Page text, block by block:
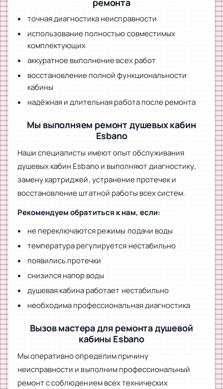
ремонта
точная диагностика неисправности
использование полностью совместимых
комплектующих
аккуратное выполнение всех работ
восстановление полной функциональности
кабины
надёжная и длительная работа после ремонта
Мы выполняем ремонт душевых кабин
Esbano
Наши специалисты имеют опыт обслуживания
душевых кабин Esbano и выполняют диагностику,
замену картриджей, устранение протечек и
восстановление штатной работы всех систем.
Рекомендуем обратиться к нам, если:
не переключаются режимы подачи воды
температура регулируется нестабильно
появились протечки
снизился напор воды
душевая кабина работает нестабильно
необходима профессиональная диагностика
Вызов мастера для ремонта душевой
кабины Esbano
Мы оперативно определим причину
неисправности и выполним профессиональный
ремонт с соблюдением всех технических